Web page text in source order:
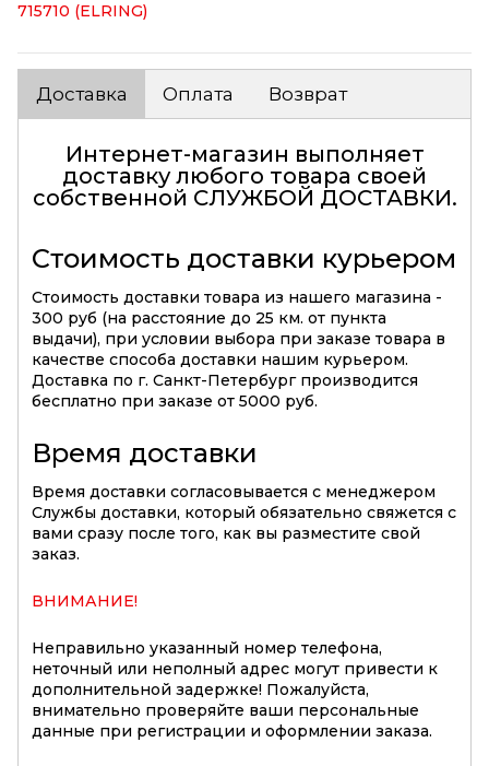
715710 (ELRING)
Доставка Оплата Возврат
Интернет-магазин выполняет
доставку любого товара своей
собственной СЛУЖБОЙ ДОСТАВКИ.
Стоимость доставки курьером
Стоимость доставки товара из нашего магазина -
300 руб (на расстояние до 25 км. от пункта
выдачи), при условии выбора при заказе товара в
качестве способа доставки нашим курьером.
Доставка по г. Санкт-Петербург производится
бесплатно при заказе от 5000 руб.
Время доставки
Время доставки согласовывается с менеджером
Службы доставки, который обязательно свяжется с
вами сразу после того, как вы разместите свой
заказ.
ВНИМАНИЕ!
Неправильно указанный номер телефона,
неточный или неполный адрес могут привести к
дополнительной задержке! Пожалуйста,
внимательно проверяйте ваши персональные
данные при регистрации и оформлении заказа.